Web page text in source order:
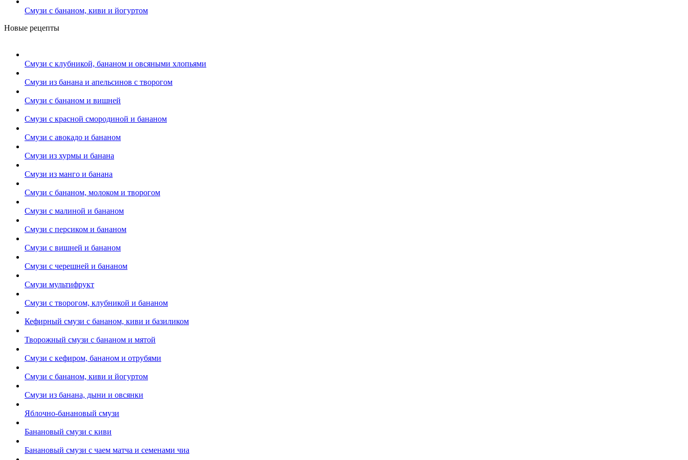
Смузи с бананом, киви и йогуртом
Новые рецепты
Смузи с клубникой, бананом и овсяными хлопьями
Смузи из банана и апельсинов с творогом
Смузи с бананом и вишней
Смузи с красной смородиной и бананом
Смузи с авокадо и бананом
Смузи из хурмы и банана
Смузи из манго и банана
Смузи с бананом, молоком и творогом
Смузи с малиной и бананом
Смузи с персиком и бананом
Смузи с вишней и бананом
Смузи с черешней и бананом
Смузи мультифрукт
Смузи с творогом, клубникой и бананом
Кефирный смузи с бананом, киви и базиликом
Творожный смузи с бананом и мятой
Смузи с кефиром, бананом и отрубями
Смузи с бананом, киви и йогуртом
Смузи из банана, дыни и овсянки
Яблочно-банановый смузи
Банановый смузи с киви
Банановый смузи с чаем матча и семенами чиа